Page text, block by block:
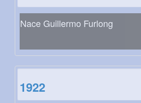
Nace Guillermo Furlong
1922